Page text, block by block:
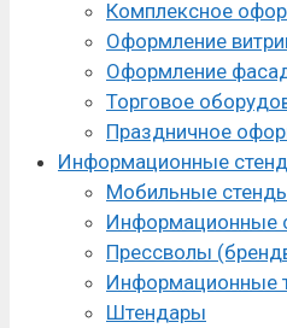
Комплексное
Оформление
Оформление
Торговое
Праздничное
Информационные
Мобильные
Информационные
Прессволы
Информационные
Штендары